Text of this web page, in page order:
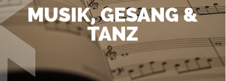
MUSIK, GESANG &
TANZ